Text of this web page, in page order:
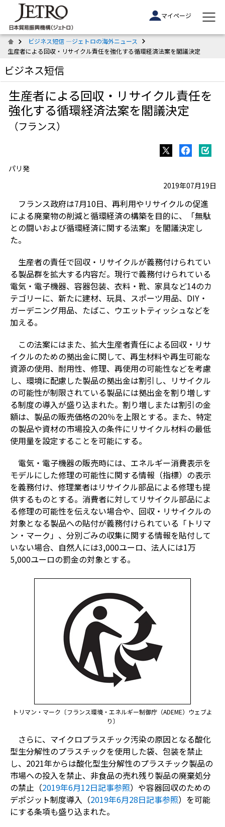
マイページ
ビジネス短信 ―ジェトロの海外ニュース
生産者による回収・リサイクル責任を強化する循環経済法案を閣議決定
ビジネス短信
生産者による回収・リサイクル責任を
強化する循環経済法案を閣議決定
（フランス）
パリ発
2019年07月19日
フランス政府は7月10日、再利用やリサイクルの促進
による廃棄物の削減と循環経済の構築を目的に、「無駄
との闘いおよび循環経済に関する法案」を閣議決定し
た。
生産者の責任で回収・リサイクルが義務付けられてい
る製品群を拡大する内容だ。現行で義務付けられている
電気・電子機器、容器包装、衣料・靴、家具など14のカ
テゴリーに、新たに建材、玩具、スポーツ用品、DIY・
ガーデニング用品、たばこ、ウエットティッシュなどを
加える。
この法案にはまた、拡大生産者責任による回収・リサ
イクルのための拠出金に関して、再生材料や再生可能な
資源の使用、耐用性、修理、再使用の可能性などを考慮
し、環境に配慮した製品の拠出金は割引し、リサイクル
の可能性が制限されている製品には拠出金を割り増しす
る制度の導入が盛り込まれた。割り増しまたは割引の金
額は、製品の販売価格の20％を上限とする。また、特定
の製品や資材の市場投入の条件にリサイクル材料の最低
使用量を設定することを可能にする。
電気・電子機器の販売時には、エネルギー消費表示を
モデルにした修理の可能性に関する情報（指標）の表示
を義務付け、修理業者はリサイクル部品による修理も提
供するものとする。消費者に対してリサイクル部品によ
る修理の可能性を伝えない場合や、回収・リサイクルの
対象となる製品への貼付が義務付けられている「トリマ
ン・マーク」、分別ごみの収集に関する情報を貼付して
いない場合、自然人には3,000ユーロ、法人には1万
5,000ユーロの罰金の対象とする。
トリマン・マーク〔フランス環境・エネルギー制御庁（ADEME）ウェブよ
り〕
さらに、マイクロプラスチック汚染の原因となる酸化
型生分解性のプラスチックを使用した袋、包装を禁止
し、2021年からは酸化型生分解性のプラスチック製品の
市場への投入を禁止、非食品の売れ残り製品の廃棄処分
の禁止（2019年6月12日記事参照）や容器回収のための
デポジット制度導入（2019年6月28日記事参照）を可能
にする条項も盛り込まれた。